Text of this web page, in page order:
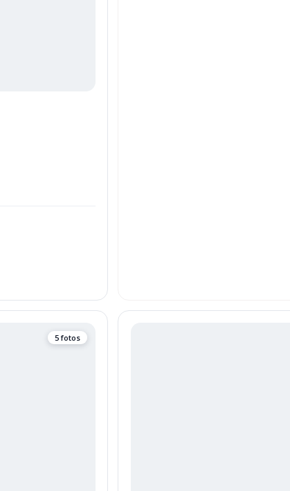
5 fotos